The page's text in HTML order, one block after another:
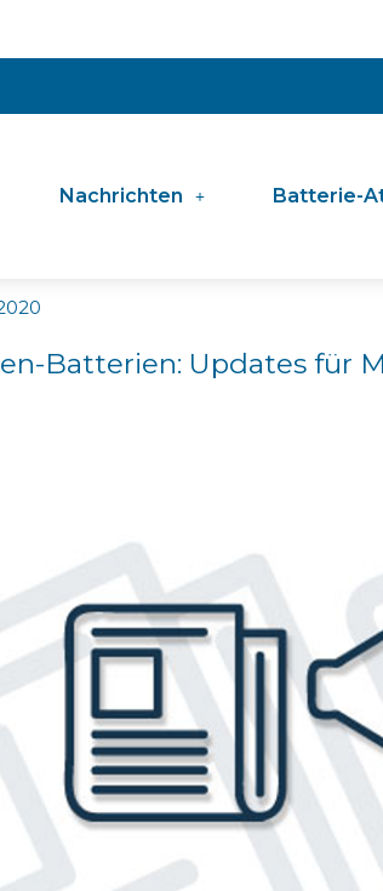
Nachrichten Batterie-
Batterien: Updates für